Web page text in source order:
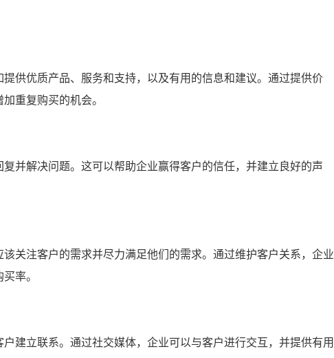
供优质产品、服务和支持，以及有用的信息和建议。通过提供价
重复购买的机会。
并解决问题。这可以帮助企业赢得客户的信任，并建立良好的声
关注客户的需求并尽力满足他们的需求。通过维护客户关系，企业
率。
建立联系。通过社交媒体，企业可以与客户进行交互，并提供有用